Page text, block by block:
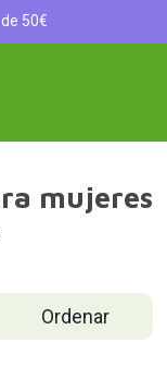
50€
mujeres
Ordenar